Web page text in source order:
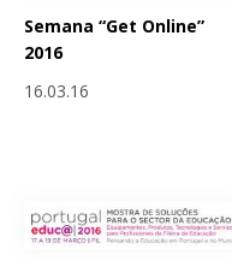
Semana “Get Online”
2016
16.03.16